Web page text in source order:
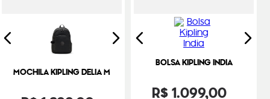
MOCHILA KIPLING DELIA M
BOLSA KIPLING INDIA
R$1.099,00